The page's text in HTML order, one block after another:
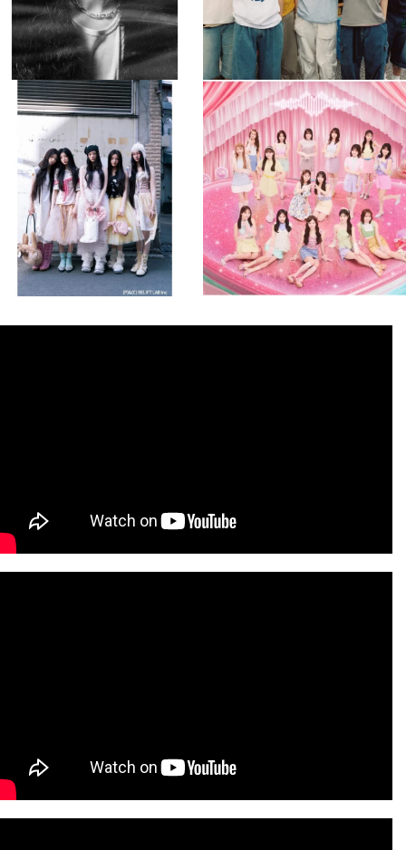
musicjapantv
💡8月特番放送決定！
8月 4
2 0
musicjapantv
💡8月特番放送決定！
...
8月 4
2 0